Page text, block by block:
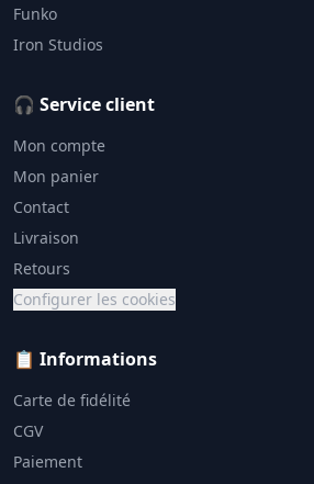
Funko
Iron Studios
🎧 Service client
Mon compte
Mon panier
Contact
Livraison
Retours
Configurer les cookies
📋 Informations
Carte de fidélité
CGV
Paiement